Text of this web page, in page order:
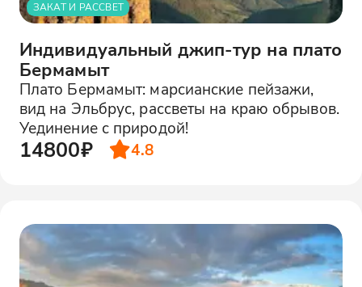
ЗАКАТ И РАССВЕТ
Индивидуальный джип-тур на плато
Бермамыт
Плато Бермамыт: марсианские пейзажи,
вид на Эльбрус, рассветы на краю обрывов.
Уединение с природой!
14800₽ 4.8